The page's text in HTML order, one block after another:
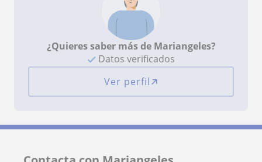
¿Quieres saber más de Mariangeles?
Datos verificados
Ver perfil